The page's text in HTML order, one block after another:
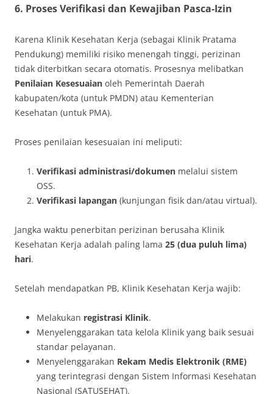
6. Proses Verifikasi dan Kewajiban Pasca-Izin
Karena Klinik Kesehatan Kerja (sebagai Klinik Pratama
Pendukung) memiliki risiko menengah tinggi, perizinan
tidak diterbitkan secara otomatis. Prosesnya melibatkan
Penilaian Kesesuaian oleh Pemerintah Daerah
kabupaten/kota (untuk PMDN) atau Kementerian
Kesehatan (untuk PMA).
Proses penilaian kesesuaian ini meliputi:
Verifikasi administrasi/dokumen melalui sistem
OSS.
Verifikasi lapangan (kunjungan fisik dan/atau virtual).
Jangka waktu penerbitan perizinan berusaha Klinik
Kesehatan Kerja adalah paling lama 25 (dua puluh lima)
hari.
Setelah mendapatkan PB, Klinik Kesehatan Kerja wajib:
Melakukan registrasi Klinik.
Menyelenggarakan tata kelola Klinik yang baik sesuai
standar pelayanan.
Menyelenggarakan Rekam Medis Elektronik (RME)
yang terintegrasi dengan Sistem Informasi Kesehatan
Nasional (SATUSEHAT).